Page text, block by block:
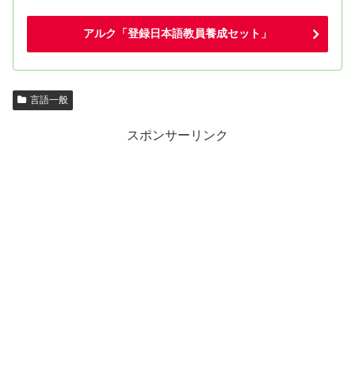
アルク「登録日本語教員養成セット」
言語一般
スポンサーリンク